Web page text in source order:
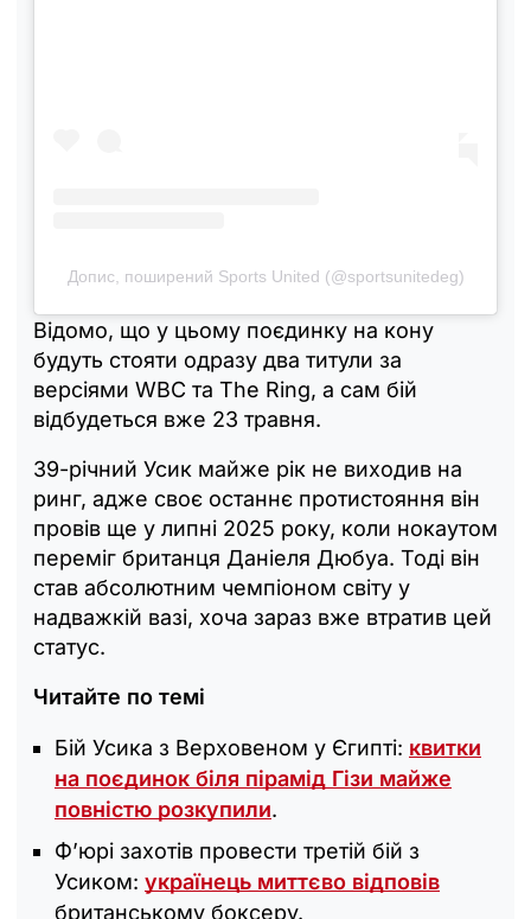
Допис, поширений Sports United (@sportsunitedeg)
Відомо, що у цьому поєдинку на кону
будуть стояти одразу два титули за
версіями WBC та The Ring, а сам бій
відбудеться вже 23 травня.
39-річний Усик майже рік не виходив на
ринг, адже своє останнє протистояння він
провів ще у липні 2025 року, коли нокаутом
переміг британця Даніеля Дюбуа. Тоді він
став абсолютним чемпіоном світу у
надважкій вазі, хоча зараз вже втратив цей
статус.
Читайте по темі
Бій Усика з Верховеном у Єгипті: квитки
на поєдинок біля пірамід Гізи майже
повністю розкупили.
Ф’юрі захотів провести третій бій з
Усиком: українець миттєво відповів
британському боксеру.